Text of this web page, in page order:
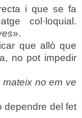
i que se fa
col·loquial.
».
que allò que
no pot impedir
mateix no em ve
dependre del fet